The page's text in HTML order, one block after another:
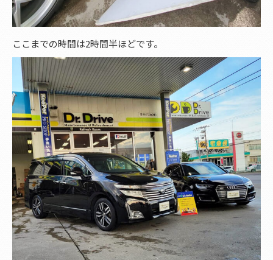
ここまでの時間は2時間半ほどです。